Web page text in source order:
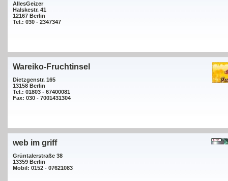
AllesGeizer
Halskestr. 41
12167 Berlin
Tel.: 030 - 2347347
Wareiko-Fruchtinsel
Dietzgenstr. 165
13158 Berlin
Tel.: 01803 - 67400081
Fax: 030 - 7001431304
web im griff
Grüntalerstraße 38
13359 Berlin
Mobil: 0152 - 07621083